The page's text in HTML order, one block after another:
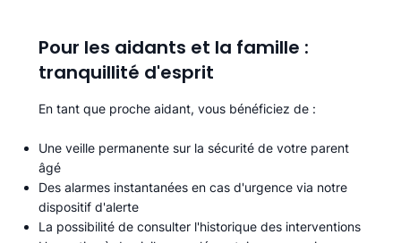
Pour les aidants et la famille :
tranquillité d'esprit
En tant que proche aidant, vous bénéficiez de :
Une veille permanente sur la sécurité de votre parent
âgé
Des alarmes instantanées en cas d'urgence via notre
dispositif d'alerte
La possibilité de consulter l'historique des interventions